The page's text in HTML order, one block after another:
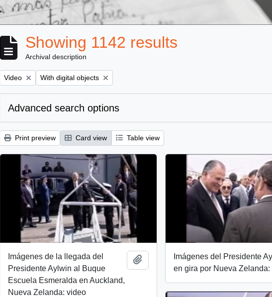
Showing 1142 results
Archival description
Remove filter:
Video Remove filter:
With digital objects
Advanced search options
Print preview Card view Table view
Imágenes de la llegada del
Presidente Aylwin al Buque
Escuela Esmeralda en Auckland,
Nueva Zelanda: video
Add to clipboardImágenes del Presidente
en gira por Nueva Zelanda: